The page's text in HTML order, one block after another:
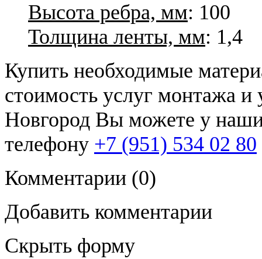
Высота ребра, мм: 100
Толщина ленты, мм: 1,4
Купить необходимые
стоимость услуг монтажа
Новгород Вы можете у
телефону +7 (951) 534 02 80
Комментарии (0)
Добавить комментарии
Скрыть форму